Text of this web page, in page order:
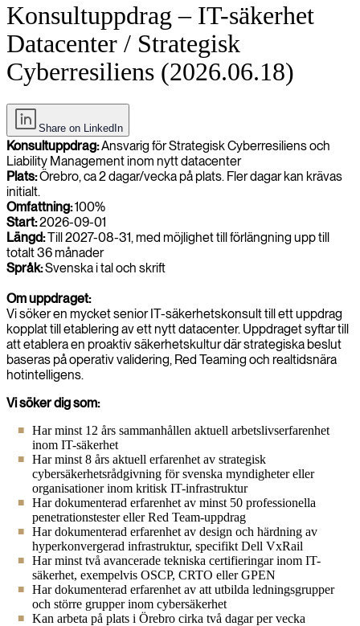
Konsultuppdrag – IT-säkerhet
Datacenter / Strategisk
Cyberresiliens (2026.06.18)
Share on LinkedIn
Konsultuppdrag:Ansvarig för Strategisk Cyberresiliens och
Liability Management inom nytt datacenter
Plats:Örebro, ca 2 dagar/vecka på plats. Fler dagar kan krävas
initialt.
Omfattning:100%
Start:2026-09-01
Längd:Till 2027-08-31, med möjlighet till förlängning upp till
totalt 36 månader
Språk:Svenska i tal och skrift
Om uppdraget:
Vi söker en mycket senior IT-säkerhetskonsult till ett uppdrag
kopplat till etablering av ett nytt datacenter. Uppdraget syftar till
att etablera en proaktiv säkerhetskultur där strategiska beslut
baseras på operativ validering, Red Teaming och realtidsnära
hotintelligens.
Vi söker dig som:
Har minst 12 års sammanhållen aktuell arbetslivserfarenhet
inom IT-säkerhet
Har minst 8 års aktuell erfarenhet av strategisk
cybersäkerhetsrådgivning för svenska myndigheter eller
organisationer inom kritisk IT-infrastruktur
Har dokumenterad erfarenhet av minst 50 professionella
penetrationstester eller Red Team-uppdrag
Har dokumenterad erfarenhet av design och härdning av
hyperkonvergerad infrastruktur, specifikt Dell VxRail
Har minst två avancerade tekniska certifieringar inom IT-
säkerhet, exempelvis OSCP, CRTO eller GPEN
Har dokumenterad erfarenhet av att utbilda ledningsgrupper
och större grupper inom cybersäkerhet
Kan arbeta på plats i Örebro cirka två dagar per vecka